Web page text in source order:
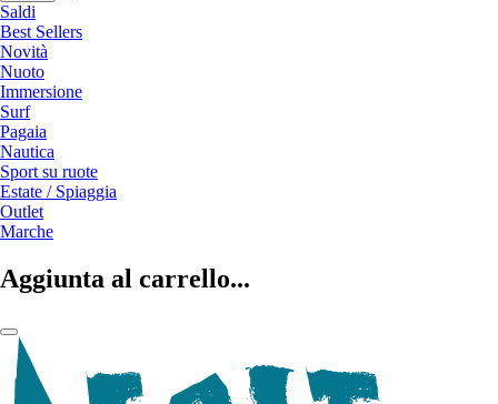
Saldi
Best Sellers
Novità
Nuoto
Immersione
Surf
Pagaia
Nautica
Sport su ruote
Estate / Spiaggia
Outlet
Marche
Aggiunta al carrello...